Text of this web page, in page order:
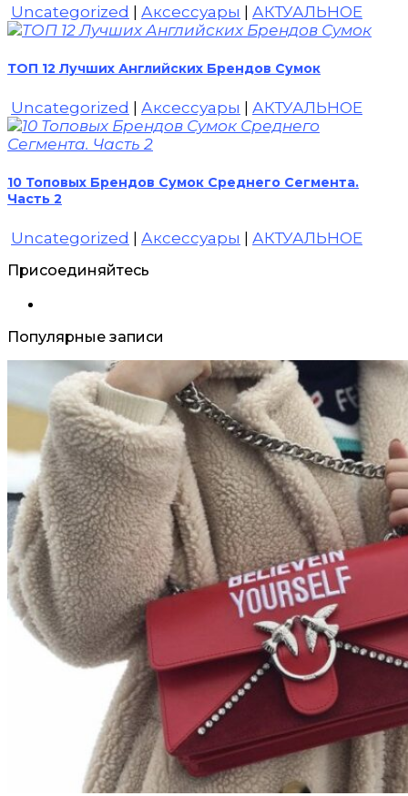
Uncategorized | Аксессуары | АКТУАЛЬНОЕ
ТОП 12 Лучших Английских Брендов Сумок
Uncategorized | Аксессуары | АКТУАЛЬНОЕ
10 Топовых Брендов Сумок Среднего Сегмента.
Часть 2
Uncategorized | Аксессуары | АКТУАЛЬНОЕ
Присоединяйтесь
Популярные записи